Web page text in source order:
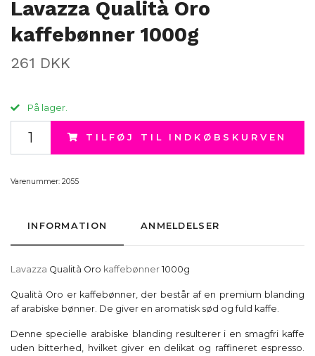
Lavazza Qualità Oro
kaffebønner 1000g
261 DKK
På lager.
TILFØJ TIL INDKØBSKURVEN
Varenummer: 2055
INFORMATION ANMELDELSER
Lavazza Qualità Oro kaffebønner 1000g
Qualità Oro er kaffebønner, der består af en premium blanding
af arabiske bønner. De giver en aromatisk sød og fuld kaffe.
Denne specielle arabiske blanding resulterer i en smagfri kaffe
uden bitterhed, hvilket giver en delikat og raffineret espresso.